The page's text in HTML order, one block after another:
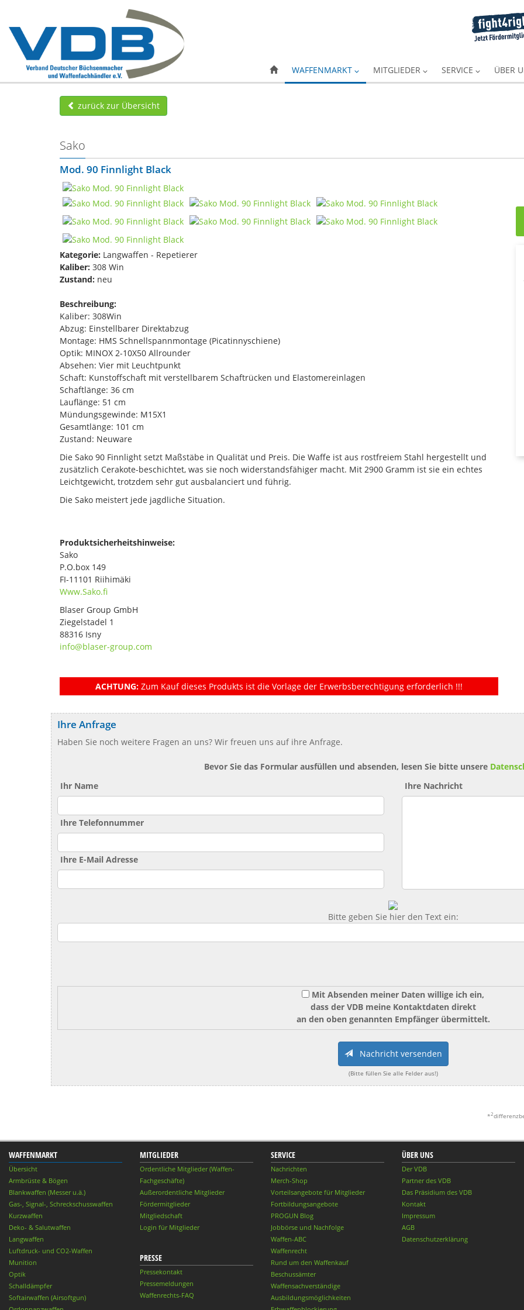
WAFFENMARKT MITGLIEDER SERVICE ÜBER
zurück zur Übersicht
Sako
Mod. 90 Finnlight Black
Kategorie: Langwaffen - Repetierer
Kaliber: 308 Win
Zustand: neu
Beschreibung:
Kaliber: 308Win
Abzug: Einstellbarer Direktabzug
Montage: HMS Schnellspannmontage (Picatinnyschiene)
Optik: MINOX 2-10X50 Allrounder
Absehen: Vier mit Leuchtpunkt
Schaft: Kunstoffschaft mit verstellbarem Schaftrücken und Elastomereinlagen
Schaftlänge: 36 cm
Lauflänge: 51 cm
Mündungsgewinde: M15X1
Gesamtlänge: 101 cm
Zustand: Neuware
Die Sako 90 Finnlight setzt Maßstäbe in Qualität und Preis. Die Waffe ist aus rostfreiem Stahl hergestellt und
zusätzlich Cerakote-beschichtet, was sie noch widerstandsfähiger macht. Mit 2900 Gramm ist sie ein echtes
Leichtgewicht, trotzdem sehr gut ausbalanciert und führig.
Die Sako meistert jede jagdliche Situation.
Produktsicherheitshinweise:
Sako
P.O.box 149
FI-11101 Riihimäki
Www.Sako.fi
Blaser Group GmbH
Ziegelstadel 1
88316 Isny
info@blaser-group.com
ACHTUNG: Zum Kauf dieses Produkts ist die Vorlage der Erwerbsberechtigung erforderlich !!!
Ihre Anfrage
Haben Sie noch weitere Fragen an uns? Wir freuen uns auf ihre Anfrage.
Bevor Sie das Formular ausfüllen und absenden, lesen Sie bitte unsere
Ihr Name
Ihre Telefonnummer
Ihre E-Mail Adresse
Ihre Nachricht
Bitte geben Sie hier den Text ein:
Mit Absenden meiner Daten willige ich ein,
dass der VDB meine Kontaktdaten direkt
an den oben genannten Empfänger übermittelt.
Nachricht versenden
(Bitte füllen Sie alle Felder aus!)
*2
WAFFENMARKT
Übersicht
Armbrüste & Bögen
Blankwaffen (Messer u.ä.)
Gas-, Signal-, Schreckschusswaffen
Kurzwaffen
Deko- & Salutwaffen
Langwaffen
Luftdruck- und CO2-Waffen
Munition
Optik
Schalldämpfer
Softairwaffen (Airsoftgun)
MITGLIEDER
Ordentliche Mitglieder (Waffen-
Fachgeschäfte)
Außerordentliche Mitglieder
Fördermitglieder
Mitgliedschaft
Login für Mitglieder
PRESSE
Pressekontakt
Pressemeldungen
Waffenrechts-FAQ
SERVICE
Nachrichten
Merch-Shop
Vorteilsangebote für Mitglieder
Fortbildungsangebote
PROGUN Blog
Jobbörse und Nachfolge
Waffen-ABC
Waffenrecht
Rund um den Waffenkauf
Beschussämter
Waffensachverständige
Ausbildungsmöglichkeiten
ÜBER UNS
Der VDB
Partner des VDB
Das Präsidium des VDB
Kontakt
Impressum
AGB
Datenschutzerklärung